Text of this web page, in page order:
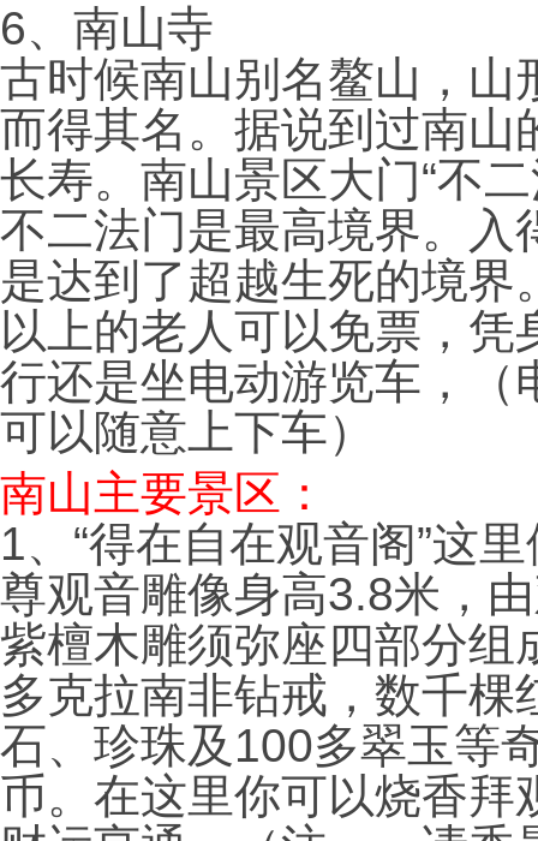
6、南山寺
古时候南山别名鳌山，山
而得其名。据说到过南山
长寿。南山景区大门“不
不二法门是最高境界。入
是达到了超越生死的境
以上的老人可以免票，
行还是坐电动游览车，（
可以随意上下车）
南山主要景区：
1、“得在自在观音阁”这
尊观音雕像身高3.8米，
紫檀木雕须弥座四部分
多克拉南非钻戒，数千
石、珍珠及100多翠玉等
币。在这里你可以烧香拜